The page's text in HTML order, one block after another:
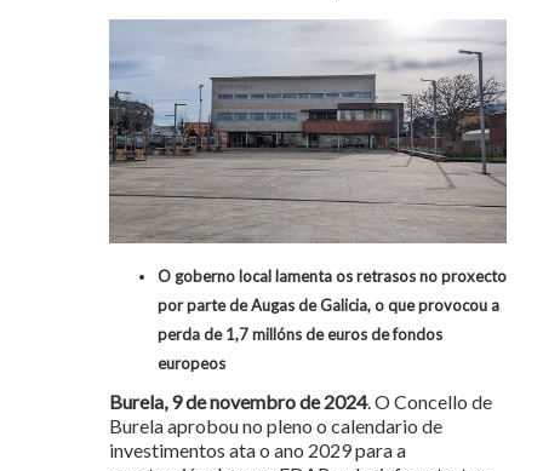
O goberno local lamenta os retrasos no proxecto
por parte de Augas de Galicia, o que provocou a
perda de 1,7 millóns de euros de fondos
europeos
Burela, 9 de novembro de 2024. O Concello de
Burela aprobou no pleno o calendario de
investimentos ata o ano 2029 para a